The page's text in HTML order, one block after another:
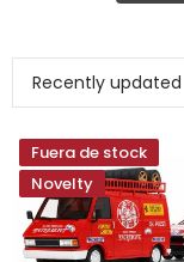
Fuera de stock
Novelty